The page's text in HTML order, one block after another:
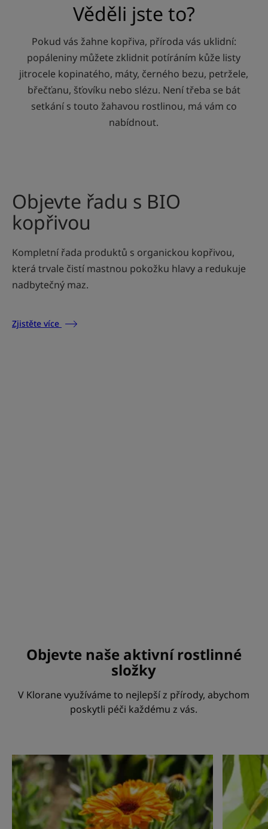
Věděli jste to?
Pokud vás žahne kopřiva, příroda vás uklidní:
popáleniny můžete zklidnit potíráním kůže listy
jitrocele kopinatého, máty, černého bezu, petržele,
břečťanu, šťovíku nebo slézu. Není třeba se bát
setkání s touto žahavou rostlinou, má vám co
nabídnout.
Objevte řadu s BIO
kopřivou
Kompletní řada produktů s organickou kopřivou,
která trvale čistí mastnou pokožku hlavy a redukuje
nadbytečný maz.
Zjistěte více
Objevte naše aktivní rostlinné
složky
V Klorane využíváme to nejlepší z přírody, abychom
poskytli péči každému z vás.